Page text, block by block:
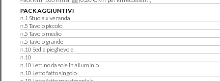
PACK AGGIUNTIVI
n.1 Stuoia x veranda
n.5 Tavolo piccolo
n.5 Tavolo medio
n.5 Tavolo grande
n.10 Sedia pieghevole
n.10
n.10 Lettino da sole in alluminio
n.10 Letto fatto singolo